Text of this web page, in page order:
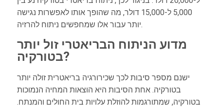
5,000 ל-15,000 דולר, מה שהופך אותו לאפשרות נגישה
יותר עבור אלו שמחפשים ניתוח להרזיה.
מדוע הניתוח הבריאטרי זול יותר
בטורקיה?
ישנם מספר סיבות לכך שכירורגיה בריאטרית זולה יותר
בטורקיה. אחת הסיבות היא הוצאות המחיה הנמוכות
בטורקיה, שמתורגמות להוזלת עלויות בית החולים והמנתח.